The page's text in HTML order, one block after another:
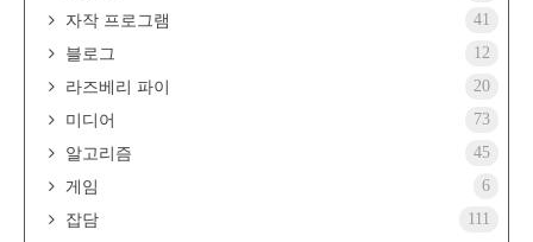
자작 프로그램
41
블로그
12
라즈베리 파이
20
미디어
73
알고리즘
45
게임
6
잡담
111